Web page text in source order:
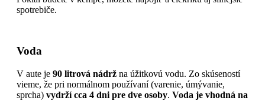
spotrebiče.
Voda
V aute je 90 litrová nádrž na úžitkovú vodu. Zo skúseností
vieme, že pri normálnom používaní (varenie, úmývanie,
sprcha) vydrží cca 4 dni pre dve osoby. Voda je vhodná na